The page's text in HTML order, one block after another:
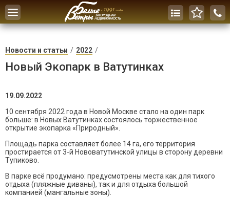
Toggle
navigation
Новости и статьи 2022
Новый Экопарк в Ватутинках
19.09.2022
10 сентября 2022 года в Новой Москве стало на один парк
больше: в Новых Ватутинках состоялось торжественное
открытие экопарка «Природный».
Площадь парка составляет более 14 га, его территория
простирается от 3-й Нововатутинской улицы в сторону деревни
Тупиково.
В парке всё продумано: предусмотрены места как для тихого
отдыха (пляжные диваны), так и для отдыха большой
компанией (мангальные зоны).